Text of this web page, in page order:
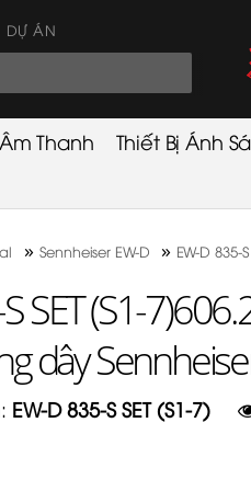
DỰ ÁN
Thanh Thiết Bị Ánh
»Sennheiser EW-D » EW-D
SET (S1-
dây
EW-D 835-S SET (S1-7)